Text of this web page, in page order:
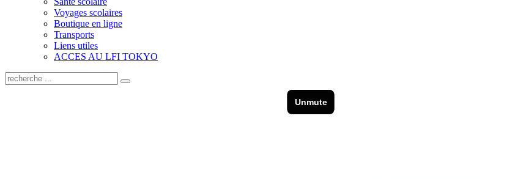
Voyages scolaires
Boutique en ligne
Transports
Liens utiles
ACCES AU LFI TOKYO